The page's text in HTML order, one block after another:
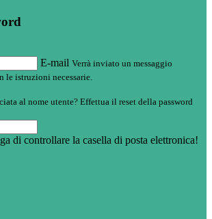
E-mail Verrà inviato un messaggio
istruzioni necessarie.
al nome utente? Effettua il reset della password
di controllare la casella di posta elettronica!